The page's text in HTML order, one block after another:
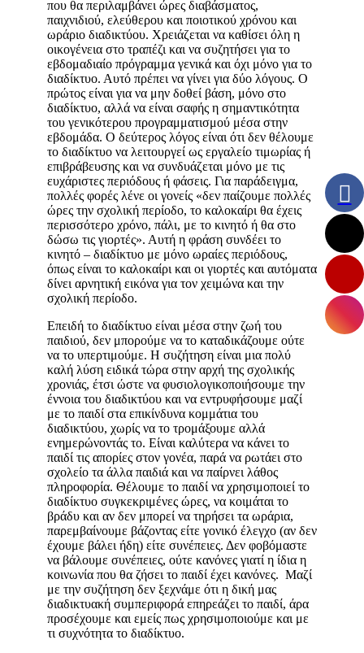
που θα περιλαμβάνει ώρες διαβάσματος,
παιχνιδιού, ελεύθερου και ποιοτικού χρόνου και
ωράριο διαδικτύου. Χρειάζεται να καθίσει όλη η
οικογένεια στο τραπέζι και να συζητήσει για το
εβδομαδιαίο πρόγραμμα γενικά και όχι μόνο για το
διαδίκτυο. Αυτό πρέπει να γίνει για δύο λόγους. Ο
πρώτος είναι για να μην δοθεί βάση, μόνο στο
διαδίκτυο, αλλά να είναι σαφής η σημαντικότητα
του γενικότερου προγραμματισμού μέσα στην
εβδομάδα. Ο δεύτερος λόγος είναι ότι δεν θέλουμε
το διαδίκτυο να λειτουργεί ως εργαλείο τιμωρίας ή
επιβράβευσης και να συνδυάζεται μόνο με τις
ευχάριστες περιόδους ή φάσεις. Για παράδειγμα,
πολλές φορές λένε οι γονείς «δεν παίζουμε πολλές
ώρες την σχολική περίοδο, το καλοκαίρι θα έχεις
περισσότερο χρόνο, πάλι, με το κινητό ή θα στο
δώσω τις γιορτές». Αυτή η φράση συνδέει το
κινητό – διαδίκτυο με μόνο ωραίες περιόδους,
όπως είναι το καλοκαίρι και οι γιορτές και αυτόματα
δίνει αρνητική εικόνα για τον χειμώνα και την
σχολική περίοδο.
Επειδή το διαδίκτυο είναι μέσα στην ζωή του
παιδιού, δεν μπορούμε να το καταδικάζουμε ούτε
να το υπερτιμούμε. Η συζήτηση είναι μια πολύ
καλή λύση ειδικά τώρα στην αρχή της σχολικής
χρονιάς, έτσι ώστε να φυσιολογικοποιήσουμε την
έννοια του διαδικτύου και να εντρυφήσουμε μαζί
με το παιδί στα επικίνδυνα κομμάτια του
διαδικτύου, χωρίς να το τρομάξουμε αλλά
ενημερώνοντάς το. Είναι καλύτερα να κάνει το
παιδί τις απορίες στον γονέα, παρά να ρωτάει στο
σχολείο τα άλλα παιδιά και να παίρνει λάθος
πληροφορία. Θέλουμε το παιδί να χρησιμοποιεί το
διαδίκτυο συγκεκριμένες ώρες, να κοιμάται το
βράδυ και αν δεν μπορεί να τηρήσει τα ωράρια,
παρεμβαίνουμε βάζοντας είτε γονικό έλεγχο (αν δεν
έχουμε βάλει ήδη) είτε συνέπειες. Δεν φοβόμαστε
να βάλουμε συνέπειες, ούτε κανόνες γιατί η ίδια η
κοινωνία που θα ζήσει το παιδί έχει κανόνες. Μαζί
με την συζήτηση δεν ξεχνάμε ότι η δική μας
διαδικτυακή συμπεριφορά επηρεάζει το παιδί, άρα
προσέχουμε και εμείς πως χρησιμοποιούμε και με
τι συχνότητα το διαδίκτυο.